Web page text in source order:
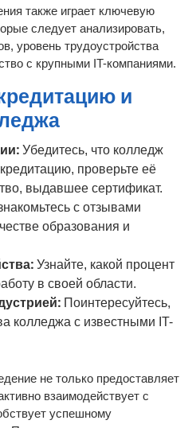
также играет ключевую
следует анализировать,
уровень трудоустройства
с крупными IT-компаниями.
и
Убедитесь, что колледж
проверьте её
выдавшее сертификат.
с отзывами
образования и
Узнайте, какой процент
в своей области.
Поинтересуйтесь,
колледжа с известными IT-
не только предоставляет
взаимодействует с
успешному